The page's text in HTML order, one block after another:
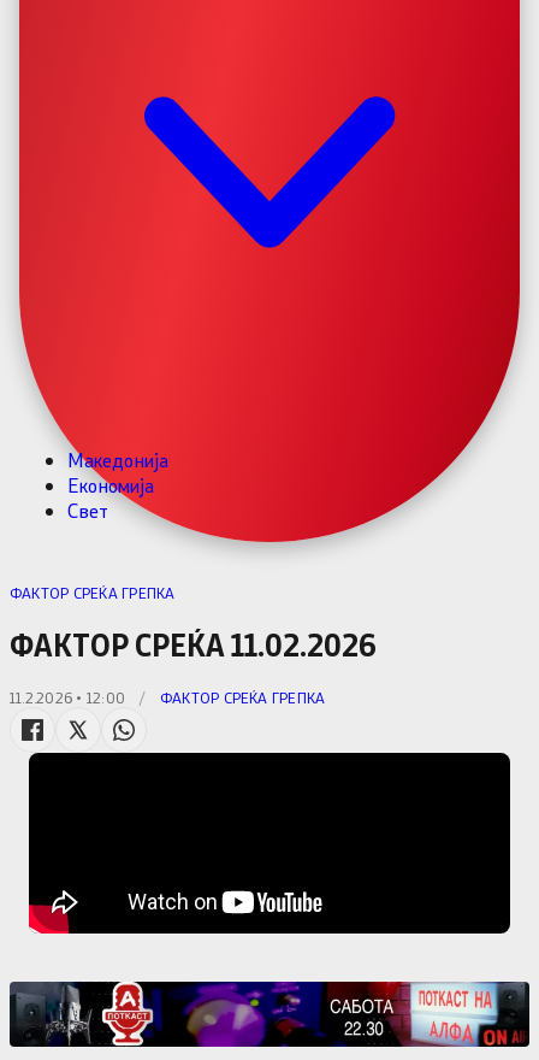
Македонија
Економија
Свет
ФАКТОР СРЕЌА ГРЕПКА
ФАКТОР СРЕЌА 11.02.2026
11.2.2026 • 12:00 / ФАКТОР СРЕЌА ГРЕПКА